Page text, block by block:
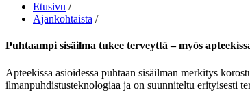
Etusivu /
Ajankohtaista /
Puhtaampi sisäilma tukee terveyttä – myös
Apteekissa asioidessa puhtaan sisäilman merkitys
ilmanpuhdistusteknologiaa ja on suunniteltu erityisesti